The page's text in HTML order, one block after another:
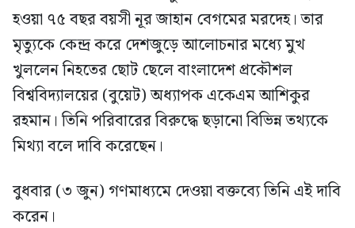
হওয়া ৭৫ বছর বয়সী নূর জাহান বেগমের মরদেহ। তার
মৃত্যুকে কেন্দ্র করে দেশজুড়ে আলোচনার মধ্যে মুখ
খুললেন নিহতের ছোট ছেলে বাংলাদেশ প্রকৌশল
বিশ্ববিদ্যালয়ের (বুয়েট) অধ্যাপক একেএম আশিকুর
রহমান। তিনি পরিবারের বিরুদ্ধে ছড়ানো বিভিন্ন তথ্যকে
মিথ্যা বলে দাবি করেছেন।
বুধবার (৩ জুন) গণমাধ্যমে দেওয়া বক্তব্যে তিনি এই দাবি
করেন।